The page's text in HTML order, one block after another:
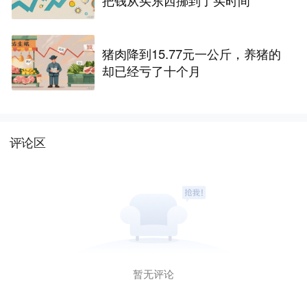
猪肉降到15.77元一公斤，养猪的
却已经亏了十个月
评论区
暂无评论